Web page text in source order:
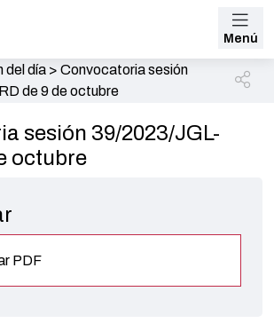
Menú
del día> Convocatoria sesión
de 9 de octubre
sesión 39/2023/JGL-
octubre
PDF